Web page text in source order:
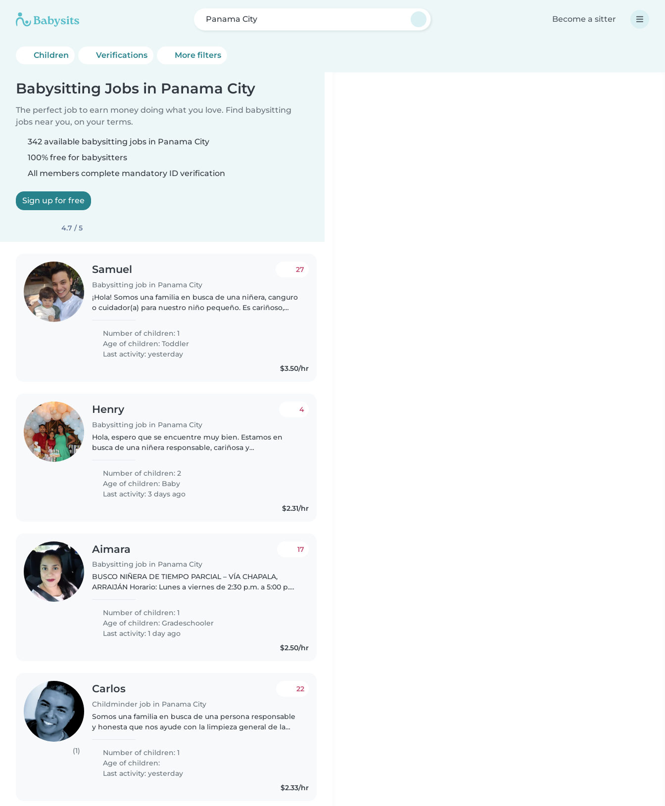
Panama City Become a sitter
Children Verifications More filters
Babysitting Jobs in Panama City
The perfect job to earn money doing what you love. Find babysitting
jobs near you, on your terms.
342 available babysitting jobs in Panama City
100% free for babysitters
All members complete mandatory ID verification
Sign up for free
4.7 / 5
Samuel
Babysitting job in Panama City
27
¡Hola! Somos una familia en busca de una niñera, canguro
o cuidador(a) para nuestro niño pequeño. Es cariñoso,
cómodo/a cocinando y..
Number of children: 1
Age of children:Toddler
Last activity: yesterday
$3.50/hr
Henry
Babysitting job in Panama City
4
Hola, espero que se encuentre muy bien. Estamos en
busca de una niñera responsable, cariñosa y
Number of children: 2
Age of children: Baby
Last activity: 3 days ago
$2.31/hr
Aimara
Babysitting job in Panama City
17
BUSCO NIÑERA DE TIEMPO PARCIAL – VÍA CHAPALA,
ARRAIJÁN Horario: Lunes a viernes de 2:30 p.m. a 5:00 p.m.
cerca o en..
Number of children: 1
Age of children:Gradeschooler
Last activity: 1 day ago
$2.50/hr
(1)
Carlos
Childminder job in Panama City
22
Somos una familia en busca de una persona responsable
y honesta que nos ayude con la limpieza general de la
actitud, que también..
Number of children: 1
Age of children:
Last activity: yesterday
$2.33/hr